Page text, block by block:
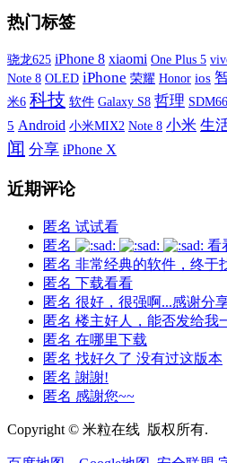
热门标签
骁龙625 iPhone 8 xiaomi One Plus 5
Note 8 OLED iPhone 荣耀 Honor ios
米6 科技 软件 Galaxy S8 哲理
5 Android 小米MIX2 Note 8 小米 生
闻 分享 iPhone X
近期评论
匿名 试试看
匿名
看
匿名 非常经典的软件，终于
匿名 下载看看
匿名 很好，很强啊...感谢分
匿名 楼主好人，能否发给我
匿名 在哪里下载
匿名 找好久了 没有过这版本
匿名 謝謝!
匿名 感謝您~~
Copyright © 米粒在线 版权所有.